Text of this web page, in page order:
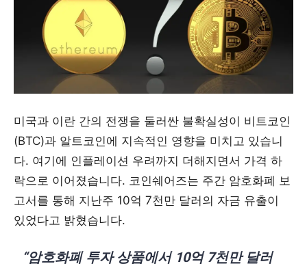
미국과 이란 간의 전쟁을 둘러싼 불확실성이 비트코인
(BTC)과 알트코인에 지속적인 영향을 미치고 있습니
다. 여기에 인플레이션 우려까지 더해지면서 가격 하
락으로 이어졌습니다. 코인쉐어즈는 주간 암호화폐 보
고서를 통해 지난주 10억 7천만 달러의 자금 유출이
있었다고 밝혔습니다.
“암호화폐 투자 상품에서 10억 7천만 달러